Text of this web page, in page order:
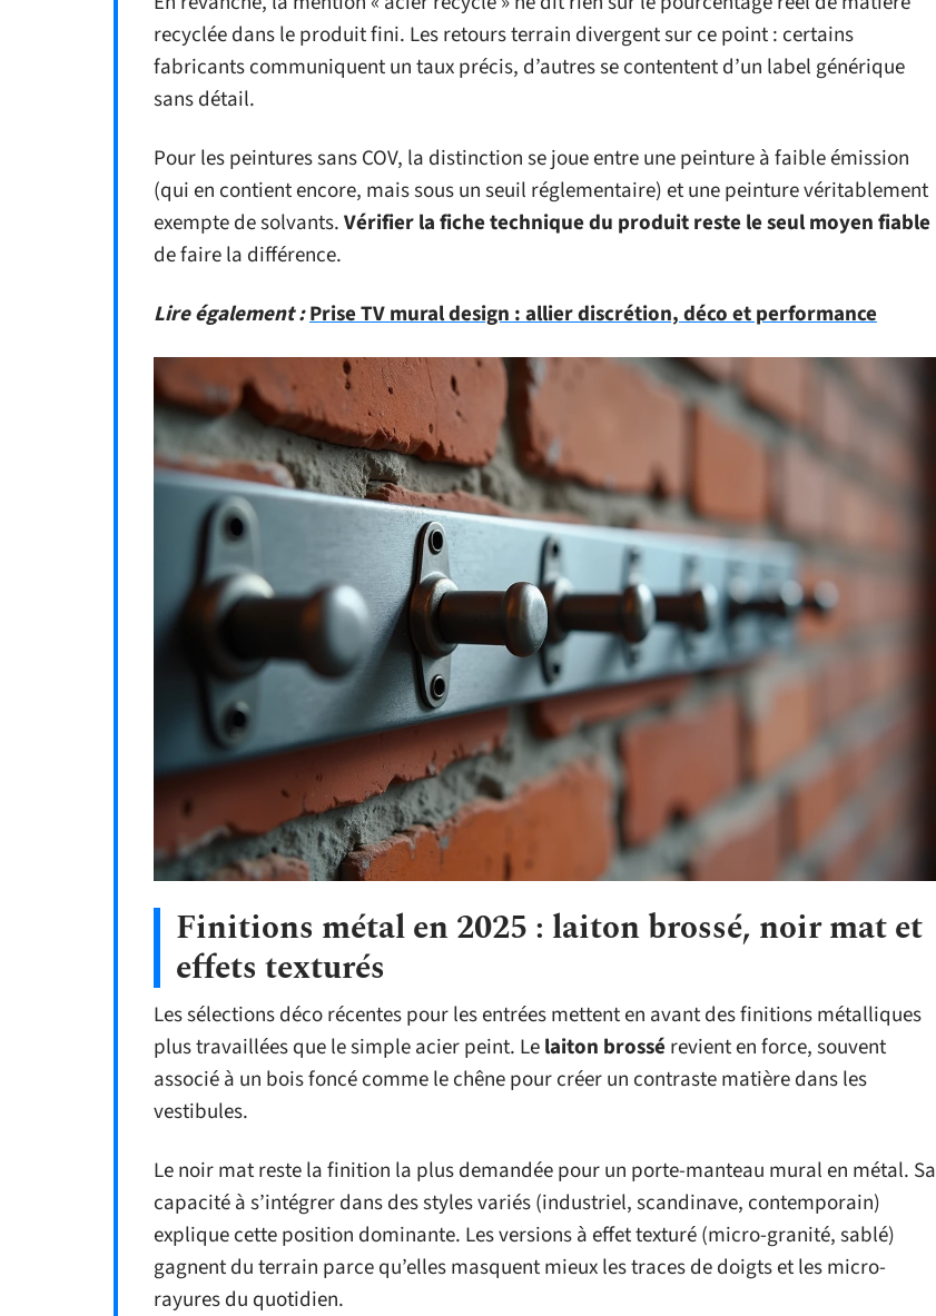
recyclée dans le produit fini. Les retours terrain divergent sur ce point : certains
fabricants communiquent un taux précis, d’autres se contentent d’un label générique
sans détail.
Pour les peintures sans COV, la distinction se joue entre une peinture à faible émission
(qui en contient encore, mais sous un seuil réglementaire) et une peinture véritablement
exempte de solvants.Vérifier la fiche technique du produit reste le seul moyen fiable
de faire la différence.
Lire également :Prise TV mural design : allier discrétion, déco et performance
Finitions métal en 2025 : laiton brossé, noir mat et
effets texturés
Les sélections déco récentes pour les entrées mettent en avant des finitions métalliques
plus travaillées que le simple acier peint. Lelaiton brossé revient en force, souvent
associé à un bois foncé comme le chêne pour créer un contraste matière dans les
vestibules.
Le noir mat reste la finition la plus demandée pour un porte-manteau mural en métal. Sa
capacité à s’intégrer dans des styles variés (industriel, scandinave, contemporain)
explique cette position dominante. Les versions à effet texturé (micro-granité, sablé)
gagnent du terrain parce qu’elles masquent mieux les traces de doigts et les micro-
rayures du quotidien.